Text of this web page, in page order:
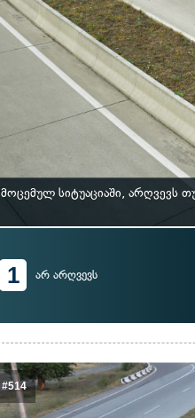
მოცემულ სიტუაციაში, არღვევს
1 არ არღვევს
#514